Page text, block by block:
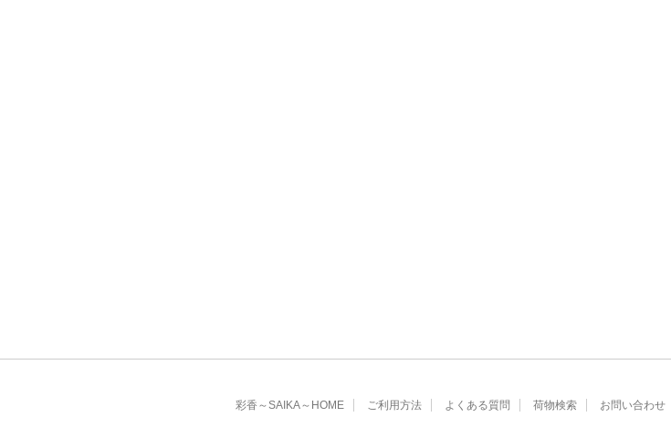
彩香～SAIKA～HOME ご利用方法 よくある質問 荷物検索 お問い合わせ